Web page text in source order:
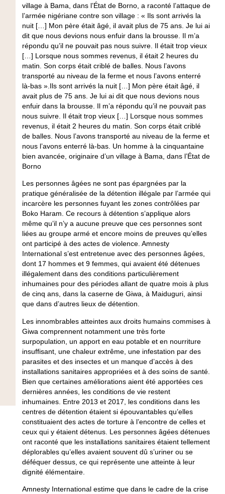
village à Bama, dans l’État de Borno, a raconté l’attaque de
l’armée nigériane contre son village : « Ils sont arrivés la
nuit […] Mon père était âgé, il avait plus de 75 ans. Je lui ai
dit que nous devions nous enfuir dans la brousse. Il m’a
répondu qu’il ne pouvait pas nous suivre. Il était trop vieux
[…] Lorsque nous sommes revenus, il était 2 heures du
matin. Son corps était criblé de balles. Nous l’avons
transporté au niveau de la ferme et nous l’avons enterré
là-bas ».Ils sont arrivés la nuit […] Mon père était âgé, il
avait plus de 75 ans. Je lui ai dit que nous devions nous
enfuir dans la brousse. Il m’a répondu qu’il ne pouvait pas
nous suivre. Il était trop vieux […] Lorsque nous sommes
revenus, il était 2 heures du matin. Son corps était criblé
de balles. Nous l’avons transporté au niveau de la ferme et
nous l’avons enterré là-bas. Un homme à la cinquantaine
bien avancée, originaire d’un village à Bama, dans l’État de
Borno
Les personnes âgées ne sont pas épargnées par la
pratique généralisée de la détention illégale par l’armée qui
incarcère les personnes fuyant les zones contrôlées par
Boko Haram. Ce recours à détention s’applique alors
même qu’il n’y a aucune preuve que ces personnes sont
liées au groupe armé et encore moins de preuves qu’elles
ont participé à des actes de violence. Amnesty
International s’est entretenue avec des personnes âgées,
dont 17 hommes et 9 femmes, qui avaient été détenues
illégalement dans des conditions particulièrement
inhumaines pour des périodes allant de quatre mois à plus
de cinq ans, dans la caserne de Giwa, à Maiduguri, ainsi
que dans d’autres lieux de détention.
Les innombrables atteintes aux droits humains commises à
Giwa comprennent notamment une très forte
surpopulation, un apport en eau potable et en nourriture
insuffisant, une chaleur extrême, une infestation par des
parasites et des insectes et un manque d’accès à des
installations sanitaires appropriées et à des soins de santé.
Bien que certaines améliorations aient été apportées ces
dernières années, les conditions de vie restent
inhumaines. Entre 2013 et 2017, les conditions dans les
centres de détention étaient si épouvantables qu’elles
constituaient des actes de torture à l’encontre de celles et
ceux qui y étaient détenus. Les personnes âgées détenues
ont raconté que les installations sanitaires étaient tellement
déplorables qu’elles avaient souvent dû s’uriner ou se
déféquer dessus, ce qui représente une atteinte à leur
dignité élémentaire.
Amnesty International estime que dans le cadre de la crise